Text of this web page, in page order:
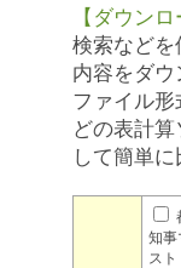
【ダウンロ
検索などを
内容をダウ
ファイル
どの表計
して簡単に
知事
スト